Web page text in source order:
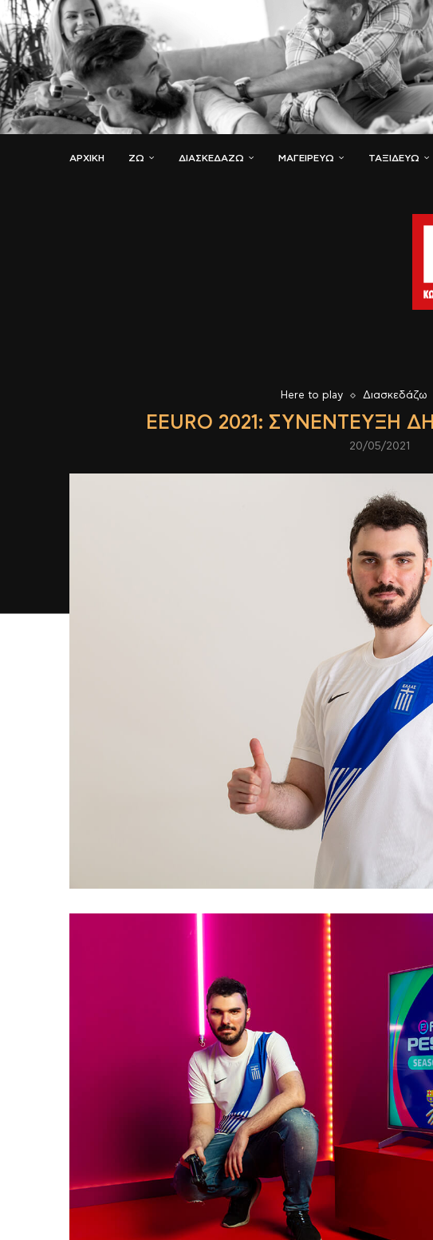
ΑΡΧΙΚΗ ΖΏ ΔΙΑΣΚΕΔΆΖΩ ΜΑΓΕΙΡΕΎΩ ΤΑΞΙΔΕΎΩ
Here to play Διασκεδάζω
EEURO 2021: ΣΥΝΈΝΤΕΥΞΗ
20/05/2021